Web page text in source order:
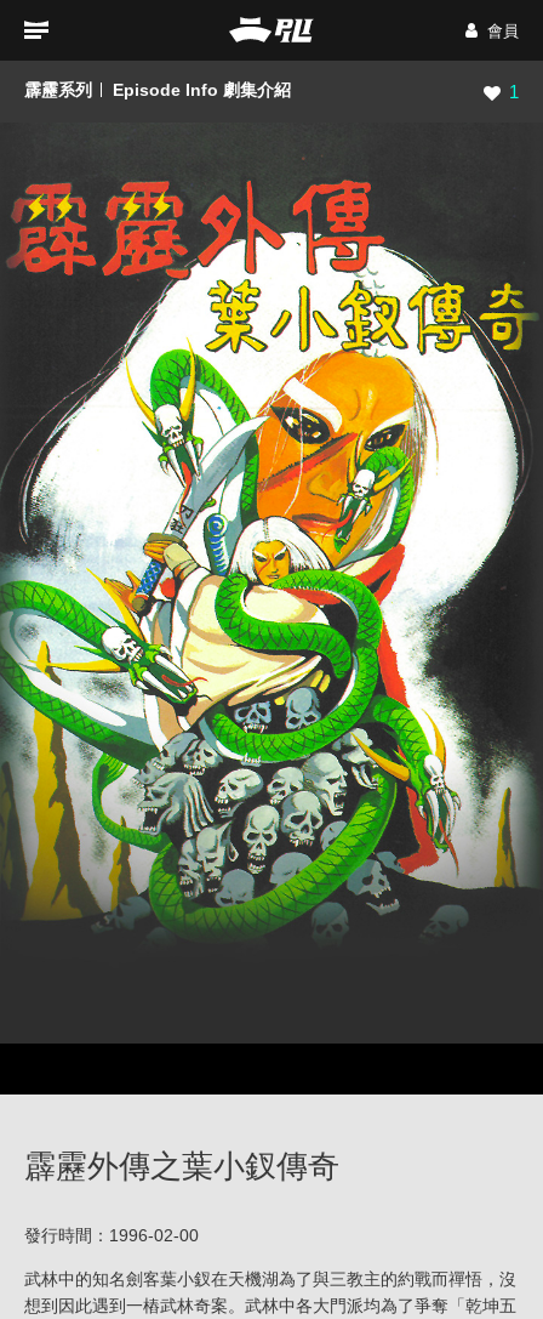
會員
霹靂系列 Episode Info 劇集介紹 瀏覽
1
霹靂外傳之葉小釵傳奇
發行時間：1996-02-00
武林中的知名劍客葉小釵在天機湖為了與三教主的約戰而禪悟，沒
想到因此遇到一樁武林奇案。武林中各大門派均為了爭奪「乾坤五